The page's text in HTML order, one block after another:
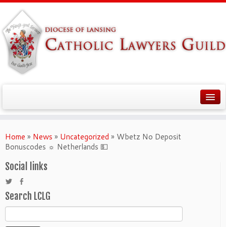
Home » News » Uncategorized » Wbetz No Deposit
Bonuscodes ☼ Netherlands 💵
Social links
Search LCLG
Search
for: